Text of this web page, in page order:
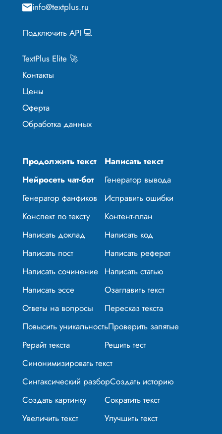
info@textplus.ru
Подключить API 💻
TextPlus Elite 🚀
Контакты
Цены
Оферта
Обработка данных
Продолжить текст
Написать текст
Нейросеть чат-бот
Генератор вывода
Генератор фанфиков
Исправить ошибки
Конспект по тексту
Контент-план
Написать доклад
Написать код
Написать пост
Написать реферат
Написать сочинение Написать статью
Написать эссе
Озаглавить текст
Ответы на вопросы
Пересказ текста
Повысить уникальностьПроверить запятые
Рерайт текста
Решить тест
Синонимизировать текст
Синтаксический разборСоздать историю
Создать картинку
Сократить текст
Увеличить текст
Улучшить текст